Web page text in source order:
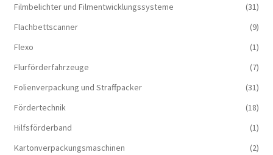
Filmbelichter und Filmentwicklungssysteme
(31)
Flachbettscanner
(9)
Flexo
(1)
Flurförderfahrzeuge
(7)
Folienverpackung und Straffpacker
(31)
Fördertechnik
(18)
Hilfsförderband
(1)
Kartonverpackungsmaschinen
(2)